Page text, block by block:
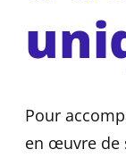
Pour
en œuvre de